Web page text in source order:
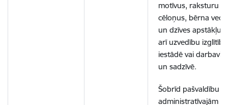
motīvus, raksturu
cēloņus, bērna
un dzīves
arī uzvedību
iestādē vai
un sadzīvē.
Šobrīd pašvaldību
administratīvajām